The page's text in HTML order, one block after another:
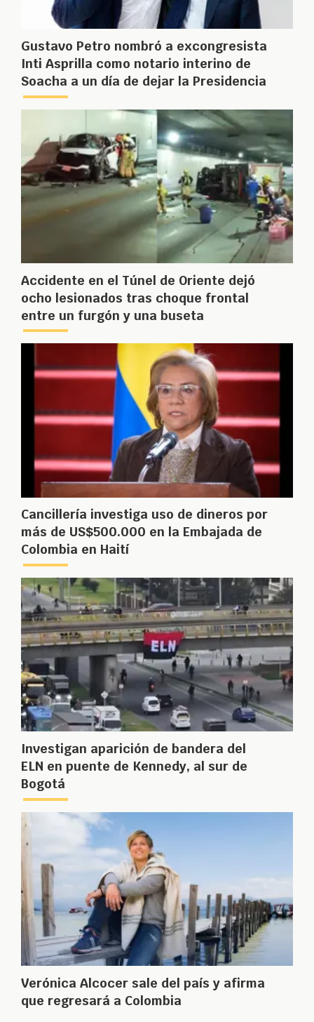
Gustavo Petro nombró a excongresista
Inti Asprilla como notario interino de
Soacha a un día de dejar la Presidencia
Accidente en el Túnel de Oriente dejó
ocho lesionados tras choque frontal
entre un furgón y una buseta
Cancillería investiga uso de dineros por
más de US$500.000 en la Embajada de
Colombia en Haití
Investigan aparición de bandera del
ELN en puente de Kennedy, al sur de
Bogotá
Verónica Alcocer sale del país y afirma
que regresará a Colombia